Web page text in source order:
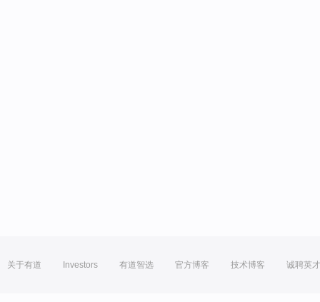
关于有道 Investors 有道智选 官方博客 技术博客 诚聘英才